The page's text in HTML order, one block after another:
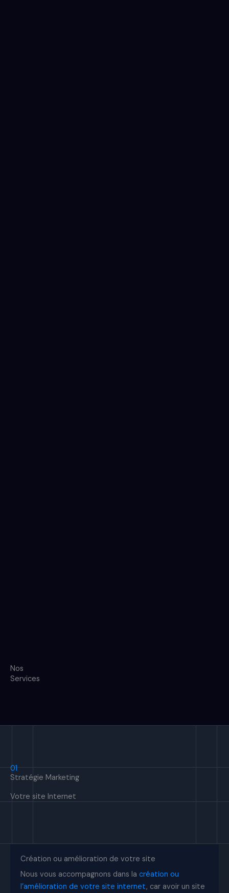
Nos
Services
01
Stratégie Marketing
Votre site Internet
Création ou amélioration de votre site
Nous vous accompagnons dans la création ou
l’amélioration de votre site internet, car avoir un site